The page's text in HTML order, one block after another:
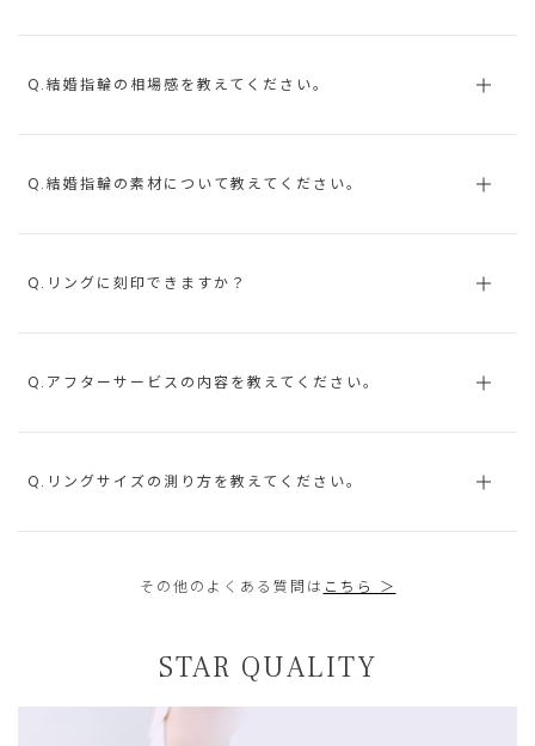
Q.結婚指輪の相場感を教えてください。
Q.結婚指輪の素材について教えてください。
Q.リングに刻印できますか？
Q.アフターサービスの内容を教えてください。
Q.リングサイズの測り方を教えてください。
その他のよくある質問は こちら ＞
STAR QUALITY